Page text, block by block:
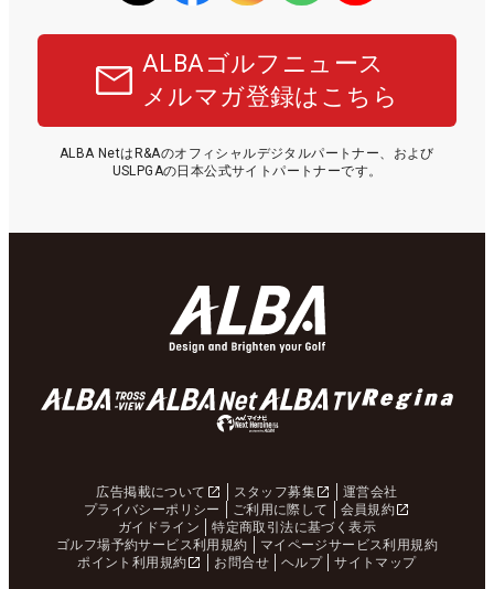
ALBAゴルフニュース
メルマガ登録はこちら
ALBA NetはR&Aのオフィシャルデジタルパートナー、および
USLPGAの日本公式サイトパートナーです。
広告掲載について スタッフ募集
運営会社
プライバシーポリシー
ご利用に際して
会員規約
ガイドライン
特定商取引法に基づく表示
ゴルフ場予約サービス利用規約
マイページサービス利用規約
ポイント利用規約
お問合せ ヘルプ サイトマップ